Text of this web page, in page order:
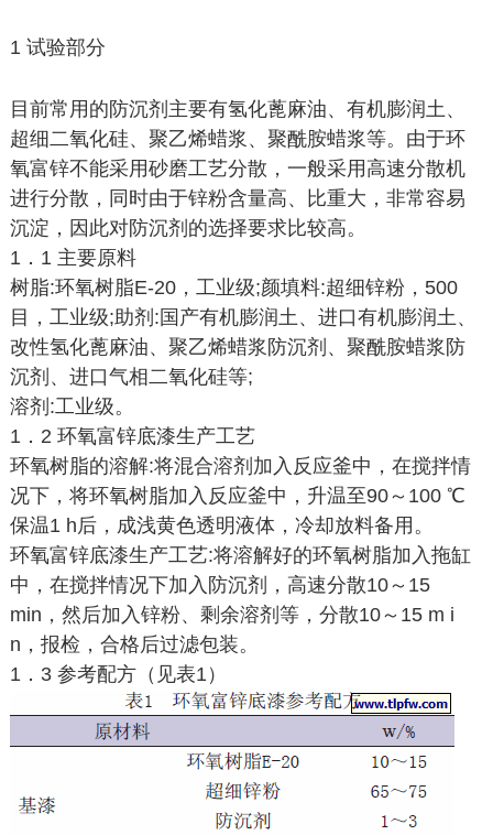
1 试验部分
目前常用的防沉剂主要有氢化蓖麻油、有机膨润土、
超细二氧化硅、聚乙烯蜡浆、聚酰胺蜡浆等。由于环
氧富锌不能采用砂磨工艺分散，一般采用高速分散机
进行分散，同时由于锌粉含量高、比重大，非常容易
沉淀，因此对防沉剂的选择要求比较高。
1．1 主要原料
树脂:环氧树脂E-20，工业级;颜填料:超细锌粉，500
目，工业级;助剂:国产有机膨润土、进口有机膨润土、
改性氢化蓖麻油、聚乙烯蜡浆防沉剂、聚酰胺蜡浆防
沉剂、进口气相二氧化硅等;
溶剂:工业级。
1．2 环氧富锌底漆生产工艺
环氧树脂的溶解:将混合溶剂加入反应釜中，在搅拌情
况下，将环氧树脂加入反应釜中，升温至90～100 ℃
保温1 h后，成浅黄色透明液体，冷却放料备用。
环氧富锌底漆生产工艺:将溶解好的环氧树脂加入拖缸
中，在搅拌情况下加入防沉剂，高速分散10～15
min，然后加入锌粉、剩余溶剂等，分散10～15 m i
n，报检，合格后过滤包装。
1．3 参考配方（见表1）